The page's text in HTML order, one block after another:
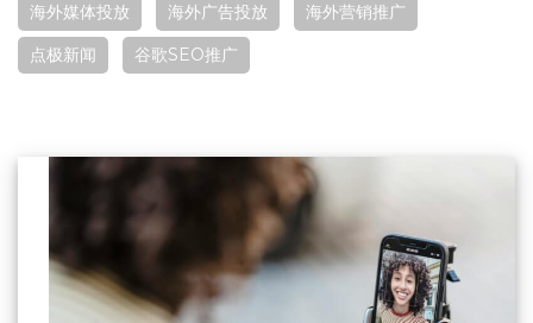
海外媒体投放 海外广告投放
海外营销推广
点极新闻
谷歌SEO推广